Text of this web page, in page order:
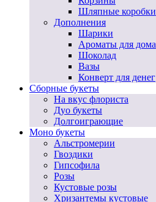
Шляпные коробки
Дополнения
Шарики
Ароматы для дома
Шоколад
Вазы
Конверт для денег
Сборные букеты
На вкус флориста
Дуо букеты
Долгоиграющие
Моно букеты
Альстромерии
Гвоздики
Гипсофила
Розы
Кустовые розы
Хризантемы кустовые